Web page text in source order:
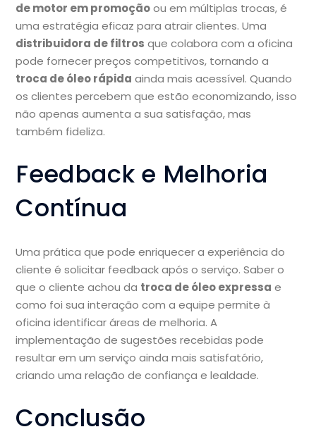
de motor em promoçãoou em múltiplas trocas, é
uma estratégia eficaz para atrair clientes. Uma
distribuidora de filtros que colabora com a oficina
pode fornecer preços competitivos, tornando a
troca de óleo rápida ainda mais acessível. Quando
os clientes percebem que estão economizando, isso
não apenas aumenta a sua satisfação, mas
também fideliza.
Feedback e Melhoria
Contínua
Uma prática que pode enriquecer a experiência do
cliente é solicitar feedback após o serviço. Saber o
que o cliente achou da troca de óleo expressa e
como foi sua interação com a equipe permite à
oficina identificar áreas de melhoria. A
implementação de sugestões recebidas pode
resultar em um serviço ainda mais satisfatório,
criando uma relação de confiança e lealdade.
Conclusão